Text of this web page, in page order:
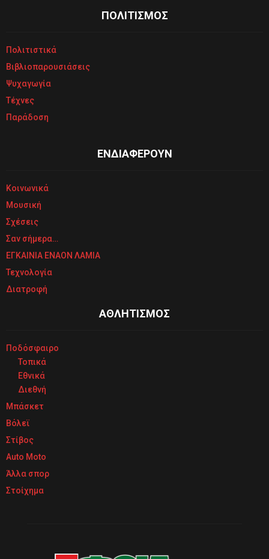
ΠΟΛΙΤΙΣΜΟΣ
Πολιτιστικά
Βιβλιοπαρουσιάσεις
Ψυχαγωγία
Τέχνες
Παράδοση
ΕΝΔΙΑΦΕΡΟΥΝ
Κοινωνικά
Μουσική
Σχέσεις
Σαν σήμερα…
ΕΓΚΑΙΝΙΑ ΕΝΑΟΝ ΛΑΜΙΑ
Τεχνολογία
Διατροφή
ΑΘΛΗΤΙΣΜΟΣ
Ποδόσφαιρο
Τοπικά
Εθνικά
Διεθνή
Μπάσκετ
Βόλεϊ
Στίβος
Auto Moto
Άλλα σπορ
Στοίχημα